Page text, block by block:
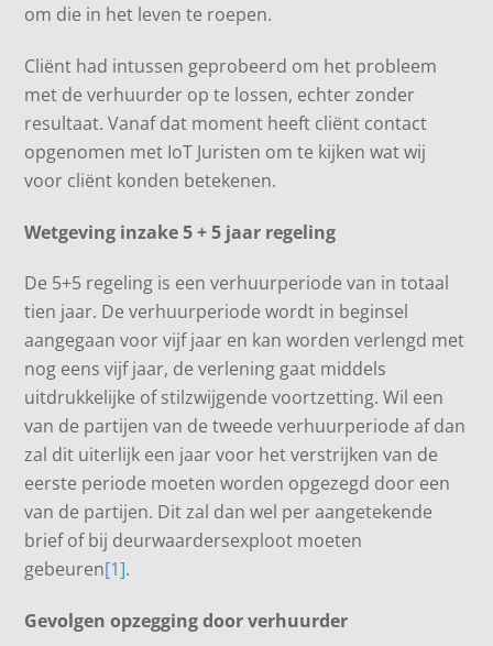
om die in het leven te roepen.
Cliënt had intussen geprobeerd om het probleem
met de verhuurder op te lossen, echter zonder
resultaat. Vanaf dat moment heeft cliënt contact
opgenomen met IoT Juristen om te kijken wat wij
voor cliënt konden betekenen.
Wetgeving inzake 5 + 5 jaar regeling
De 5+5 regeling is een verhuurperiode van in totaal
tien jaar. De verhuurperiode wordt in beginsel
aangegaan voor vijf jaar en kan worden verlengd met
nog eens vijf jaar, de verlening gaat middels
uitdrukkelijke of stilzwijgende voortzetting. Wil een
van de partijen van de tweede verhuurperiode af dan
zal dit uiterlijk een jaar voor het verstrijken van de
eerste periode moeten worden opgezegd door een
van de partijen. Dit zal dan wel per aangetekende
brief of bij deurwaardersexploot moeten
gebeuren[1].
Gevolgen opzegging door verhuurder